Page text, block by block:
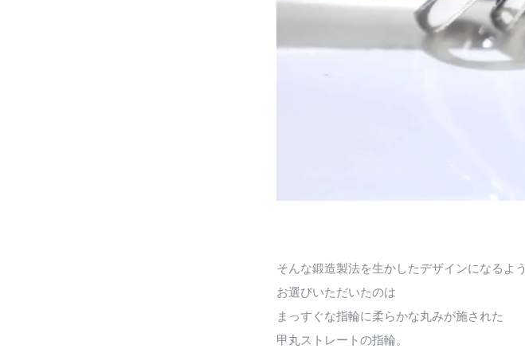
そんな鍛造製法を生かしたデザインになるよう
お選びいただいたのは
まっすぐな指輪に柔らかな丸みが施された
甲丸ストレートの指輪。